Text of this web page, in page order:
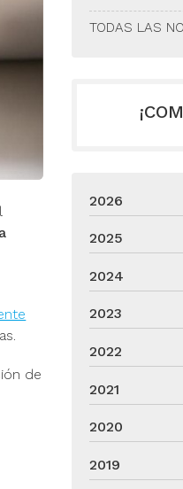
TODAS LAS
de
2026
2025
2024
2023
2022
2021
2020
2019